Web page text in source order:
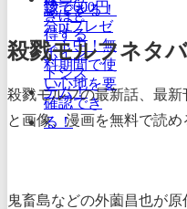
認できる！
殺戮モルフネタ
殺戮モルフの最新話、最
と画像、漫画を無料で読め
鬼畜島などの外薗昌也が